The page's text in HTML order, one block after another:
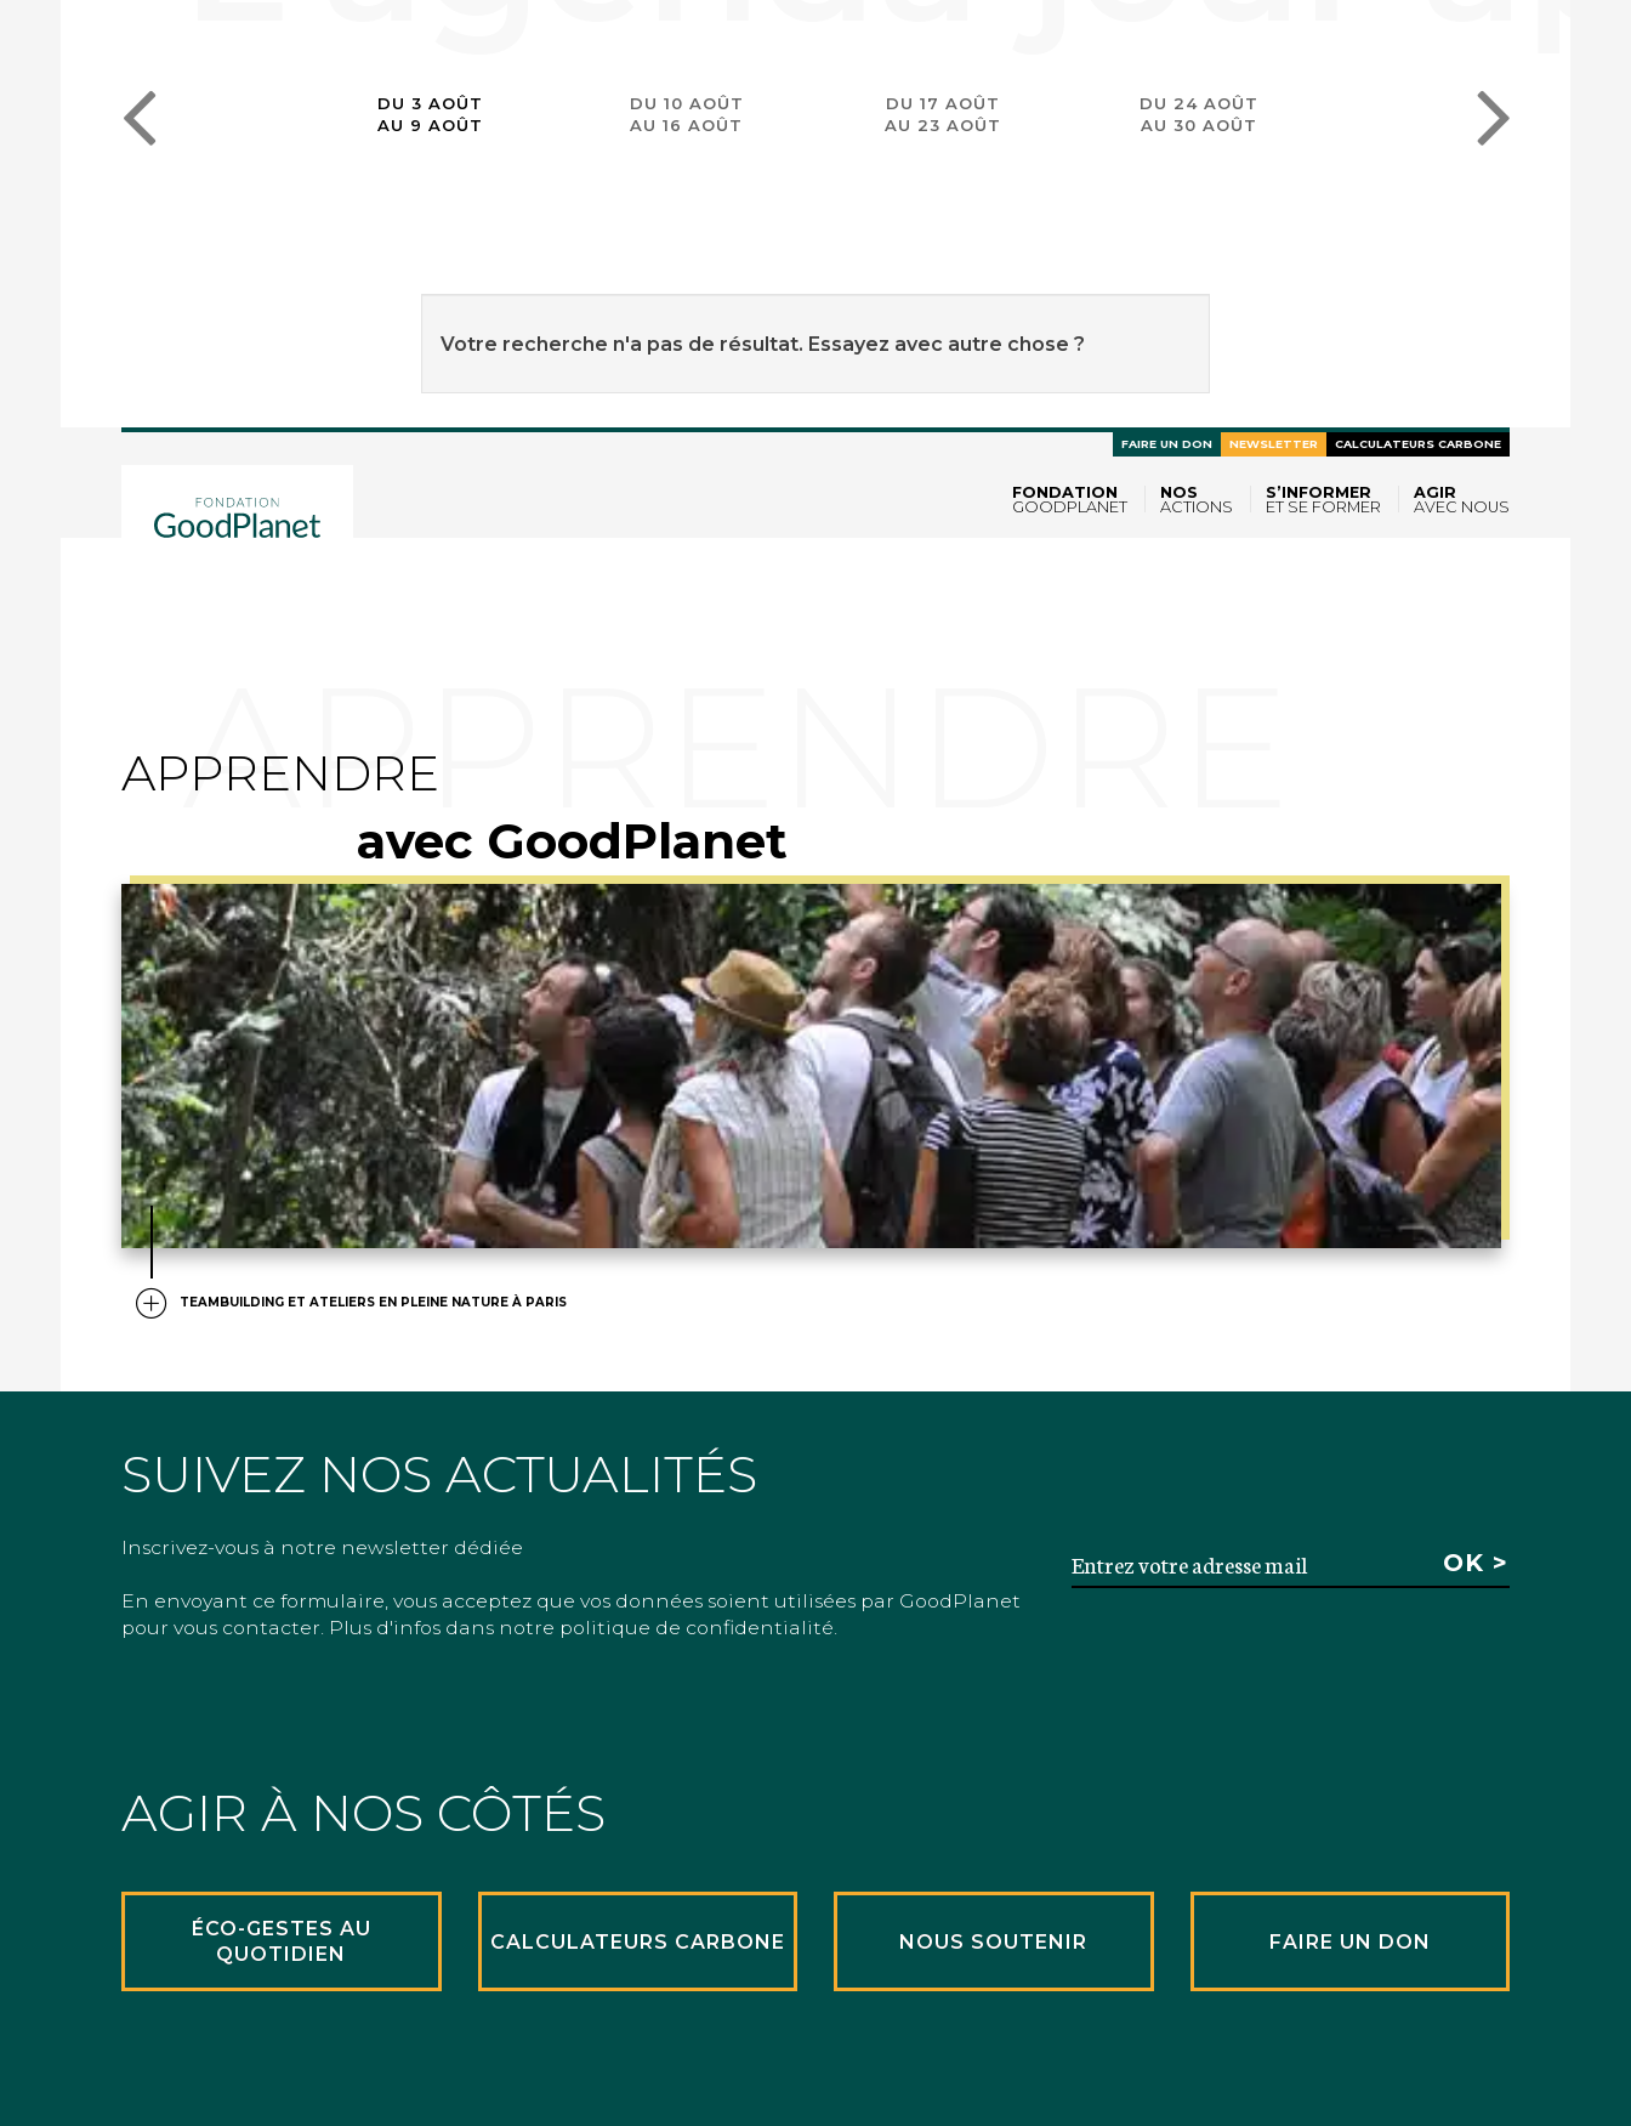
FONDATION
GOODPLANET
NOS
ACTIONS
S’INFORMER
ET SE FORMER
AGIR
AVEC NOUS
FAIRE UN DON NEWSLETTER CALCULATEURS CARBONE
DU 3 AOÛT
AU 9 AOÛT
DU 10 AOÛT
AU 16 AOÛT
DU 17 AOÛT
AU 23 AOÛT
DU 24 AOÛT
AU 30 AOÛT
Votre recherche n'a pas de résultat. Essayez avec autre chose ?
APPRENDRE
avec GoodPlanet
TEAMBUILDING ET ATELIERS EN PLEINE NATURE À PARIS
SUIVEZ NOS ACTUALITÉS
Inscrivez-vous à notre newsletter dédiée
En envoyant ce formulaire, vous acceptez que vos données soient utilisées par GoodPlanet
pour vous contacter. Plus d'infos dans notre politique de confidentialité.
AGIR À NOS CÔTÉS
ÉCO-GESTES AU
QUOTIDIEN
CALCULATEURS CARBONE NOUS SOUTENIR FAIRE UN DON